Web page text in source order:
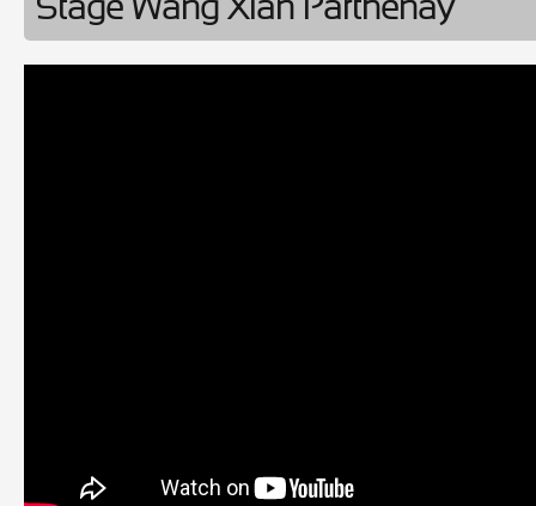
Stage Wang Xian Parthenay